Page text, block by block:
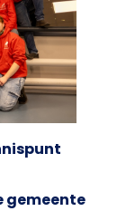
gemeente